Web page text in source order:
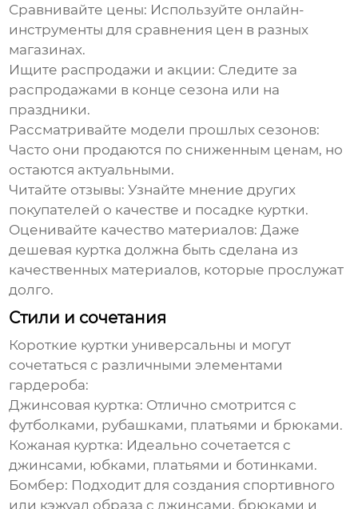
Сравнивайте цены: Используйте онлайн-
инструменты для сравнения цен в разных
магазинах.
Ищите распродажи и акции: Следите за
распродажами в конце сезона или на
праздники.
Рассматривайте модели прошлых сезонов:
Часто они продаются по сниженным ценам, но
остаются актуальными.
Читайте отзывы: Узнайте мнение других
покупателей о качестве и посадке куртки.
Оценивайте качество материалов: Даже
дешевая куртка должна быть сделана из
качественных материалов, которые прослужат
долго.
Стили и сочетания
Короткие куртки универсальны и могут
сочетаться с различными элементами
гардероба:
Джинсовая куртка: Отлично смотрится с
футболками, рубашками, платьями и брюками.
Кожаная куртка: Идеально сочетается с
джинсами, юбками, платьями и ботинками.
Бомбер: Подходит для создания спортивного
или кэжуал образа с джинсами, брюками и